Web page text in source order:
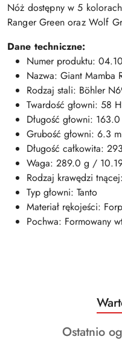
Nóż dostępny w 5
Ranger Green oraz Wolf
Dane techniczne:
Numer produktu:
Nazwa: Giant Mamba
Rodzaj stali: Böhler
Twardość głowni: 58
Długość głowni:
Grubość głowni: 6.3
Długość całkowita:
Waga: 289.0 g /
Rodzaj krawędzi
Typ głowni: Tanto
Materiał rękojeści:
Pochwa: Formowany
Pomiń karuzelę
o
Produkty
Ostatnio